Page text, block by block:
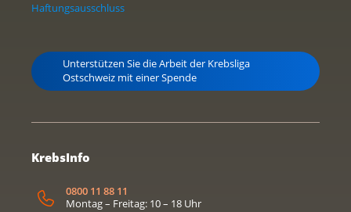
Haftungsausschluss
Unterstützen Sie die Arbeit der Krebsliga
Ostschweiz mit einer Spende
KrebsInfo
0800 11 88 11
Montag – Freitag: 10 – 18 Uhr